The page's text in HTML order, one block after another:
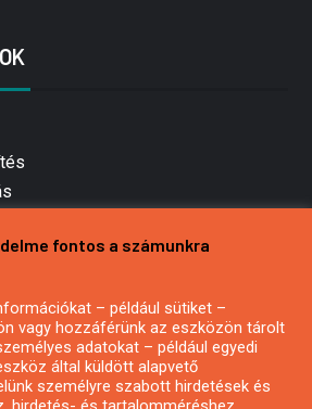
vagy hírlevél
fontos a számunkra
– például sütiket –
vagy hozzáférünk az eszközön tárolt
adatokat – például egyedi
által küldött alapvető
személyre szabott hirdetések és